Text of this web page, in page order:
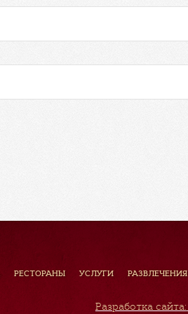
РЕСТОРАНЫ УСЛУГИ РАЗВЛЕЧЕНИЯ
Разработка сайта: